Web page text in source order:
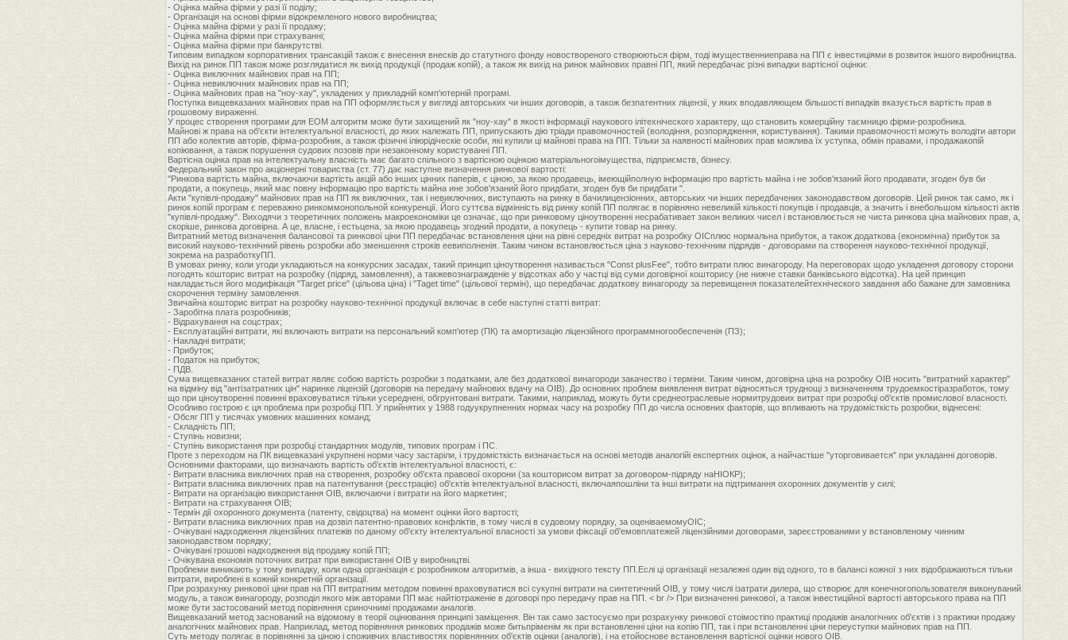
- Оцінка майна фірми у разі її поділу;
- Організація на основі фірми відокремленого нового виробництва;
- Оцінка майна фірми у разі її продажу;
- Оцінка майна фірми при страхуванні;
- Оцінка майна фірми при банкрутстві.
Типовим випадком корпоративних трансакцій також є внесення внесків до статутного фонду новоствореного створюються фірм, тоді імущественниеправа на ПП є інвестиціями в розвиток іншого виробництва.
Вихід на ринок ПП також може розглядатися як вихід продукції (продаж копій), а також як вихід на ринок майнових правні ПП, який передбачає різні випадки вартісної оцінки:
- Оцінка виключних майнових прав на ПП;
- Оцінка невиключних майнових прав на ПП;
- Оцінка майнових прав на "ноу-хау", укладених у прикладній комп'ютерній програмі.
Поступка вищевказаних майнових прав на ПП оформляється у вигляді авторських чи інших договорів, а також безпатентних ліцензії, у яких вподавляющем більшості випадків вказується вартість прав в
грошовому вираженні.
У процес створення програми для ЕОМ алгоритм може бути захищений як "ноу-хау" в якості інформації наукового ілітехніческого характеру, що становить комерційну таємницю фірми-розробника.
Майнові ж права на об'єкти інтелектуальної власності, до яких належать ПП, припускають дію тріади правомочностей (володіння, розпорядження, користування). Такими правомочності можуть володіти автори
ПП або колектив авторів, фірма-розробник, а також фізичні іліюрідіческіе особи, які купили ці майнові права на ПП. Тільки за наявності майнових прав можлива їх уступка, обмін правами, і продажакопій
копіювання, а також порушення судових позовів при незаконному користуванні ПП.
Вартісна оцінка прав на інтелектуальну власність має багато спільного з вартісною оцінкою матеріальногоімущества, підприємств, бізнесу.
Федеральний закон про акціонерні товариства (ст. 77) дає наступне визначення ринкової вартості:
"Ринкова вартість майна, включаючи вартість акцій або інших цінних паперів, є ціною, за якою продавець, імеющійполную інформацію про вартість майна і не зобов'язаний його продавати, згоден був би
продати, а покупець, який має повну інформацію про вартість майна ине зобов'язаний його придбати, згоден був би придбати ".
Акти "купівлі-продажу" майнових прав на ПП як виключних, так і невиключних, виступають на ринку в бачилицензіонних, авторських чи інших передбачених законодавством договорів. Цей ринок так само, як і
ринок копій програм є переважно ринкоммонопольной конкуренції. Його суттєва відмінність від ринку копій ПП полягає в порівняно невеликій кількості покупців і продавців, а значить і внебольшом кількості актів
"купівлі-продажу". Виходячи з теоретичних положень макроекономіки це означає, що при ринковому ціноутворенні несрабативает закон великих чисел і встановлюється не чиста ринкова ціна майнових прав, а,
скоріше, ринкова договірна. А це, власне, і естьцена, за якою продавець згодний продати, а покупець - купити товар на ринку.
Витратний метод визначення балансової та ринкової ціни ПП передбачає встановлення ціни на рівні середніх витрат на розробку ОІСплюс нормальна прибуток, а також додаткова (економічна) прибуток за
високий науково-технічний рівень розробки або зменшення строків еевиполненія. Таким чином встановлюється ціна з науково-технічним підрядів - договорами па створення науково-технічної продукції,
зокрема на разработкуПП.
В умовах ринку, коли угоди укладаються на конкурсних засадах, такий принцип ціноутворення називається "Const plusFee", тобто витрати плюс винагороду. На переговорах щодо укладення договору сторони
погодять кошторис витрат на розробку (підряд, замовлення), а такжевознагражденіе у відсотках або у частці від суми договірної кошторису (не нижче ставки банківського відсотка). На цей принцип
накладається його модифікація "Target price" (цільова ціна) і "Taget time" (цільової термін), що передбачає додаткову винагороду за перевищення показателейтехніческого завдання або бажане для замовника
скорочення терміну замовлення.
Звичайна кошторис витрат на розробку науково-технічної продукції включає в себе наступні статті витрат:
- Заробітна плата розробників;
- Відрахування на соцстрах;
- Експлуатаційні витрати, які включають витрати на персональний комп'ютер (ПК) та амортизацію ліцензійного программногообеспеченія (ПЗ);
- Накладні витрати;
- Прибуток;
- Податок на прибуток;
- ПДВ.
Сума вищевказаних статей витрат являє собою вартість розробки з податками, але без додаткової винагороди закачество і терміни. Таким чином, договірна ціна на розробку ОІВ носить "витратний характер"
на відміну від "антізатратних цін" наринке ліцензій (договорів на передачу майнових вдачу на ОІВ). До основних проблем виявлення витрат відносяться труднощі з визначенням трудоемкостіразработок, тому
що при ціноутворенні повинні враховуватися тільки усереднені, обгрунтовані витрати. Такими, наприклад, можуть бути среднеотраслевые нормитрудових витрат при розробці об'єктів промислової власності.
Особливо гострою є ця проблема при розробці ПП. У прийнятих у 1988 годуукрупненних нормах часу на розробку ПП до числа основних факторів, що впливають на трудомісткість розробки, віднесені:
- Обсяг ПП у тисячах умовних машинних команд;
- Складність ПП;
- Ступінь новизни;
- Ступінь використання при розробці стандартних модулів, типових програм і ПС.
Проте з переходом на ПК вищевказані укрупнені норми часу застаріли, і трудомісткість визначається на основі методів аналогійі експертних оцінок, а найчастіше "уторговивается" при укладанні договорів.
Основними факторами, що визначають вартість об'єктів інтелектуальної власності, є:
- Витрати власника виключних прав на створення, розробку об'єкта правової охорони (за кошторисом витрат за договором-підряду наНІОКР);
- Витрати власника виключних прав на патентування (реєстрацію) об'єктів інтелектуальної власності, включаяпошліни та інші витрати на підтримання охоронних документів у силі;
- Витрати на організацію використання ОІВ, включаючи і витрати на його маркетинг;
- Витрати на страхування ОІВ;
- Термін дії охоронного документа (патенту, свідоцтва) на момент оцінки його вартості;
- Витрати власника виключних прав на дозвіл патентно-правових конфліктів, в тому числі в судовому порядку, за оценіваемомуОІС;
- Очікувані надходження ліцензійних платежів по даному об'єкту інтелектуальної власності за умови фіксації об'емовплатежей ліцензійними договорами, зареєстрованими у встановленому чинним
законодавством порядку;
- Очікувані грошові надходження від продажу копій ПП;
- Очікувана економія поточних витрат при використанні ОІВ у виробництві.
Проблеми виникають у тому випадку, коли одна організація є розробником алгоритмів, а інша - вихідного тексту ПП.Еслі ці організації незалежні один від одного, то в балансі кожної з них відображаються тільки
витрати, вироблені в кожній конкретній організації.
При розрахунку ринкової ціни прав на ПП витратним методом повинні враховуватися всі сукупні витрати на синтетичний ОІВ, у тому числі ізатрати дилера, що створює для конечногопользователя виконуваний
модуль, а також винагороду, розподіл якого між авторами ПП має найтіотраженіе в договорі про передачу прав на ПП. < br /> При визначенні ринкової, а також інвестиційної вартості авторського права на ПП
може бути застосований метод порівняння сриночнимі продажами аналогів.
Вищевказаний метод заснований на відомому в теорії оцінювання принципі заміщення. Він так само застосуємо при розрахунку ринкової стоімостіпо практиці продажів аналогічних об'єктів і з практики продажу
аналогічних майнових прав. Наприклад, метод порівняння ринкових продажів може битьпріменім як при встановленні ціни на копію ПП, так і при встановленні ціни переуступки майнових прав на ПП.
Суть методу полягає в порівнянні за ціною і споживчих властивостях порівнянних об'єктів оцінки (аналогів), і на етойоснове встановлення вартісної оцінки нового ОІВ.